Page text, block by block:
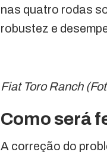
nas quatro rodas
robustez e
Fiat Toro Ranch
Como será
A correção do